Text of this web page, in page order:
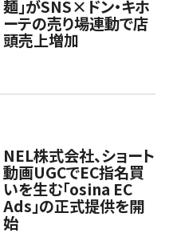
麺」がSNS×ドン・キホ
ーテの売り場連動で店
頭売上増加
NEL株式会社、ショート
動画UGCでEC指名買
いを生む「osina EC
Ads」の正式提供を開
始